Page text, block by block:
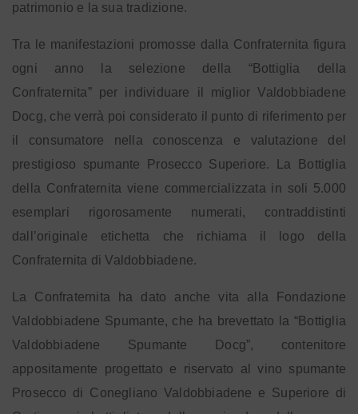
patrimonio e la sua tradizione.
Tra le manifestazioni promosse dalla Confraternita figura
ogni anno la selezione della “Bottiglia della
Confraternita” per individuare il miglior Valdobbiadene
Docg, che verrà poi considerato il punto di riferimento per
il consumatore nella conoscenza e valutazione del
prestigioso spumante Prosecco Superiore. La Bottiglia
della Confraternita viene commercializzata in soli 5.000
esemplari rigorosamente numerati, contraddistinti
dall’originale etichetta che richiama il logo della
Confraternita di Valdobbiadene.
La Confraternita ha dato anche vita alla Fondazione
Valdobbiadene Spumante, che ha brevettato la “Bottiglia
Valdobbiadene Spumante Docg”, contenitore
appositamente progettato e riservato al vino spumante
Prosecco di Conegliano Valdobbiadene e Superiore di